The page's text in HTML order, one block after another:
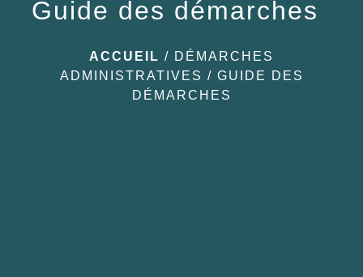
Guide des démarches
ACCUEIL / DÉMARCHES
ADMINISTRATIVES / GUIDE DES
DÉMARCHES